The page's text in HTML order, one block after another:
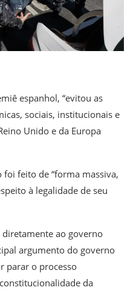
espanhol, “evitou as
sociais, institucionais e
Unido e da Europa
feito de “forma massiva,
à legalidade de seu
ao governo
argumento do governo
parar o processo
da